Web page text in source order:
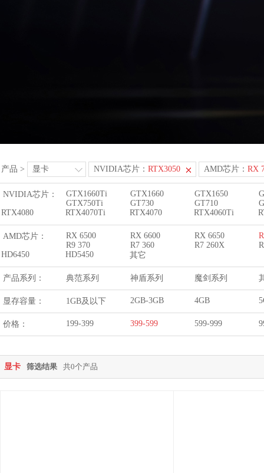
产品 > 显卡 NVIDIA芯片： RTX3050 AMD芯片： RX
NVIDIA芯片： GTX1660Ti GTX1660 GTX1650
GTX750Ti
GT730 GT710
RTX4080
RTX4070Ti RTX4070 RTX4060Ti
AMD芯片： RX 6500 RX 6600 RX 6650
R9 370
R7 360 R7 260X
HD6450
HD5450 其它
产品系列： 典范系列 神盾系列 魔剑系列
显存容量： 1GB及以下 2GB-3GB 4GB
价格： 199-399 399-599 599-999
显卡 筛选结果 共0个产品